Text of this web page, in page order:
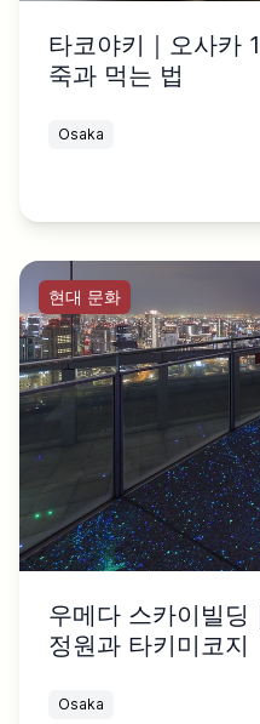
타코야키｜오사카
죽과 먹는 법
Osaka
현대 문화
우메다 스카이빌딩
정원과 타키미코지
Osaka